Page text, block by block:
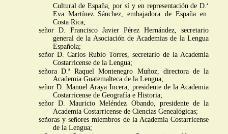
Cultural de España, por sí y en representación de D.a
Eva Martínez Sánchez, embajadora de España en
Costa Rica;
señor D. Francisco Javier Pérez Hernández, secretario
general de la Asociación de Academias de la Lengua
Española;
señor D. Carlos Rubio Torres, secretario de la Academia
Costarricense de la Lengua;
señora D. aRaquel Montenegro Muñoz, directora de la
Academia Guatemalteca de la Lengua;
señor D. Manuel Araya Incera, presidente de la Academia
Costarricense de Geografía e Historia;
señor D. Mauricio Meléndez Obando, presidente de la
Academia Costarricense de Ciencias Genealógicas;
señoras y señores miembros de la Academia Costarricense
de la Lengua;